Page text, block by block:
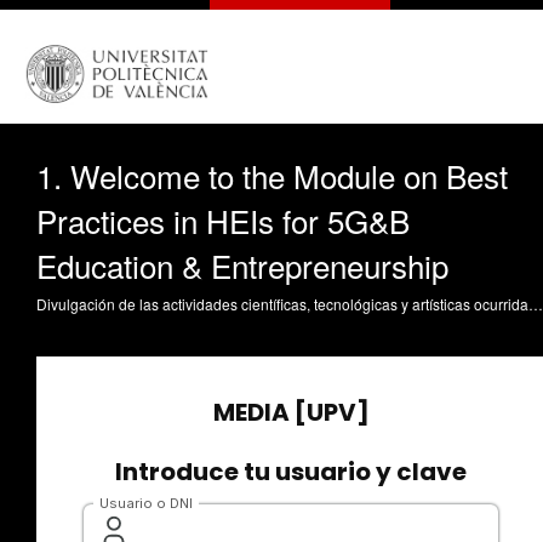
1. Welcome to the Module on Best
Practices in HEIs for 5G&B
Education & Entrepreneurship
Divulgación de las actividades científicas, tecnológicas y artísticas ocurridas en los tres campus de la UPV